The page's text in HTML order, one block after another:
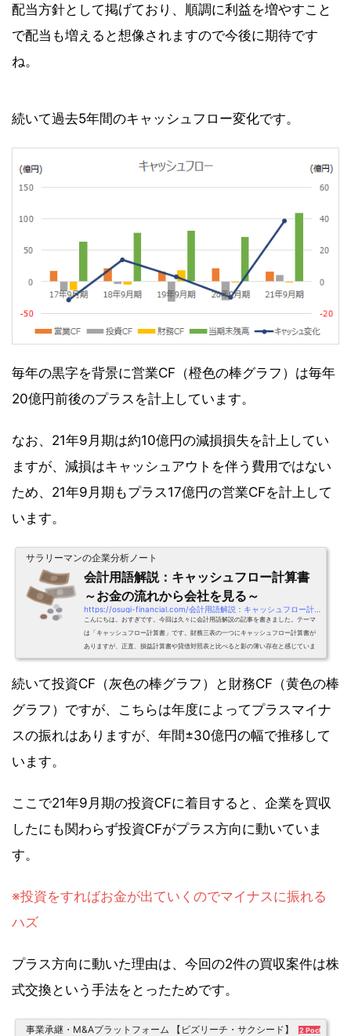
配当方針として掲げており、順調に利益を増やすこと
で配当も増えると想像されますので今後に期待です
ね。
続いて過去5年間のキャッシュフロー変化です。
毎年の黒字を背景に営業CF（橙色の棒グラフ）は毎年
20億円前後のプラスを計上しています。
なお、21年9月期は約10億円の減損損失を計上してい
ますが、減損はキャッシュアウトを伴う費用ではない
ため、21年9月期もプラス17億円の営業CFを計上して
います。
サラリーマンの企業分析ノート
会計用語解説：キャッシュフロー計算書
～お金の流れから会社を見る～
こんにちは。おすぎです。今回は久々に会計用語解説の記事を書きました。テーマ
は「キャッシュフロー計算書」です。財務三表の一つにキャッシュフロー計算書が
ありますが、正直、損益計算書や貸借対照表と比べると影の薄い存在と感じていま
す。。しかし、コロナにより現金の重要性が再確認された今、現金の増減を確認で
シュフロー計算書の詳細説明は第1章で簡単に行いますが、今回の記事は損益計算書
続いて投資CF（灰色の棒グラフ）と財務CF（黄色の棒
グラフ）ですが、こちらは年度によってプラスマイナ
スの振れはありますが、年間±30億円の幅で推移して
います。
ここで21年9月期の投資CFに着目すると、企業を買収
したにも関わらず投資CFがプラス方向に動いていま
す。
※投資をすればお金が出ていくのでマイナスに振れる
ハズ
プラス方向に動いた理由は、今回の2件の買収案件は株
式交換という手法をとったためです。
事業承継・M&Aプラットフォーム 【ビズリーチ・サクシード】 2 Pockets